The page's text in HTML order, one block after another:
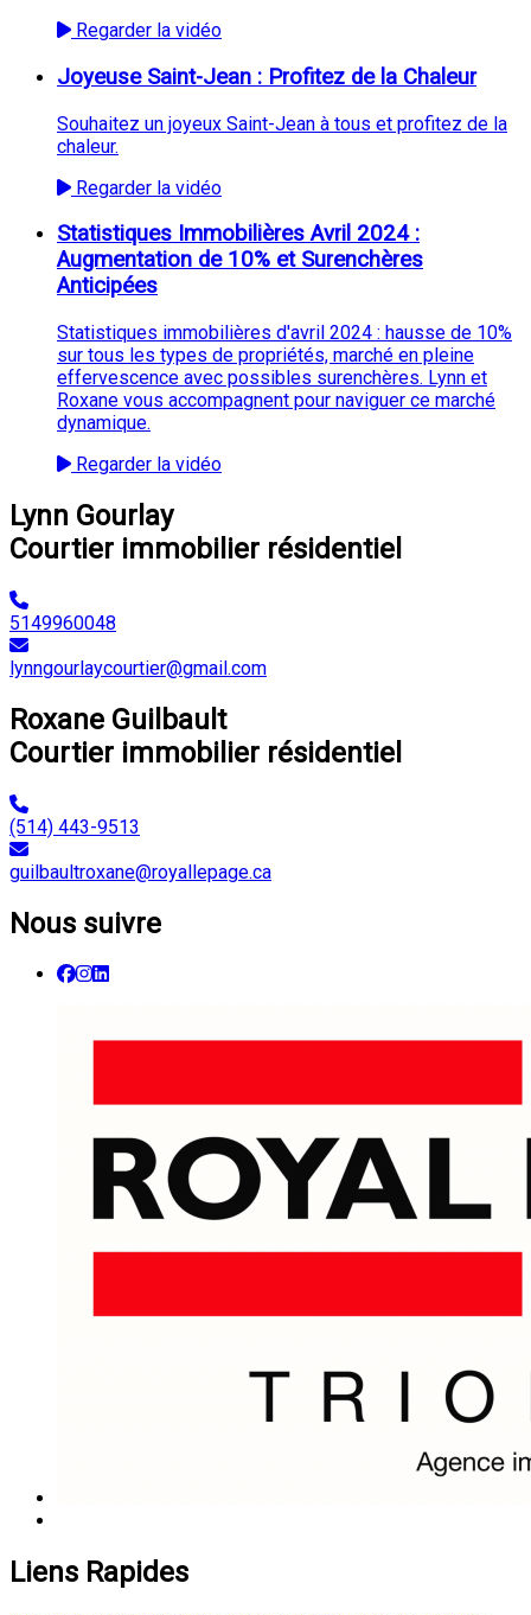
Regarder la vidéo
Joyeuse Saint-Jean : Profitez de la Chaleur
Souhaitez un joyeux Saint-Jean à tous et profitez de la
chaleur.
Regarder la vidéo
Statistiques Immobilières Avril 2024 :
Augmentation de 10% et Surenchères
Anticipées
Statistiques immobilières d'avril 2024 : hausse de 10%
sur tous les types de propriétés, marché en pleine
effervescence avec possibles surenchères. Lynn et
Roxane vous accompagnent pour naviguer ce marché
dynamique.
Regarder la vidéo
Lynn Gourlay
Courtier immobilier résidentiel
5149960048
lynngourlaycourtier@gmail.com
Roxane Guilbault
Courtier immobilier résidentiel
(514) 443-9513
guilbaultroxane@royallepage.ca
Nous suivre
Liens Rapides